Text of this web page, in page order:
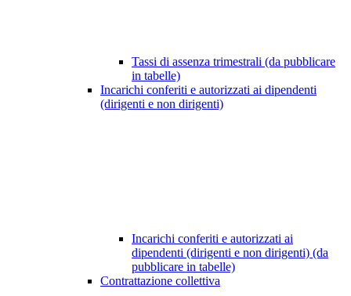
Tassi di assenza trimestrali (da pubblicare
in tabelle)
Incarichi conferiti e autorizzati ai dipendenti
(dirigenti e non dirigenti)
Incarichi conferiti e autorizzati ai
dipendenti (dirigenti e non dirigenti) (da
pubblicare in tabelle)
Contrattazione collettiva